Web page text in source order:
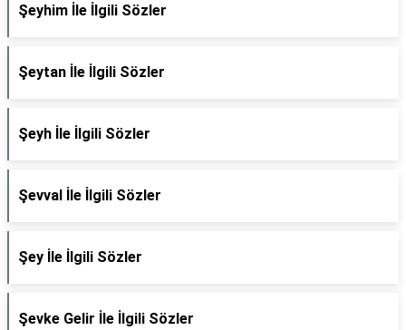
Şeyhim İle İlgili Sözler
Şeytan İle İlgili Sözler
Şeyh İle İlgili Sözler
Şevval İle İlgili Sözler
Şey İle İlgili Sözler
Şevke Gelir İle İlgili Sözler